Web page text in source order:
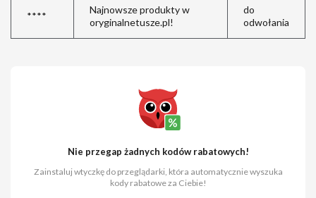
****
Najnowsze produkty w
oryginalnetusze.pl!
do
odwołania
Nie przegap żadnych kodów rabatowych!
Zainstaluj wtyczkę do przeglądarki, która automatycznie wyszuka
kody rabatowe za Ciebie!